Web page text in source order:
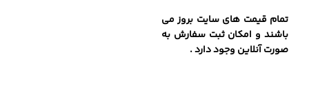
تمام قیمت های سایت بروز می
باشند و امکان ثبت سفارش به
صورت آنلاین وجود دارد .